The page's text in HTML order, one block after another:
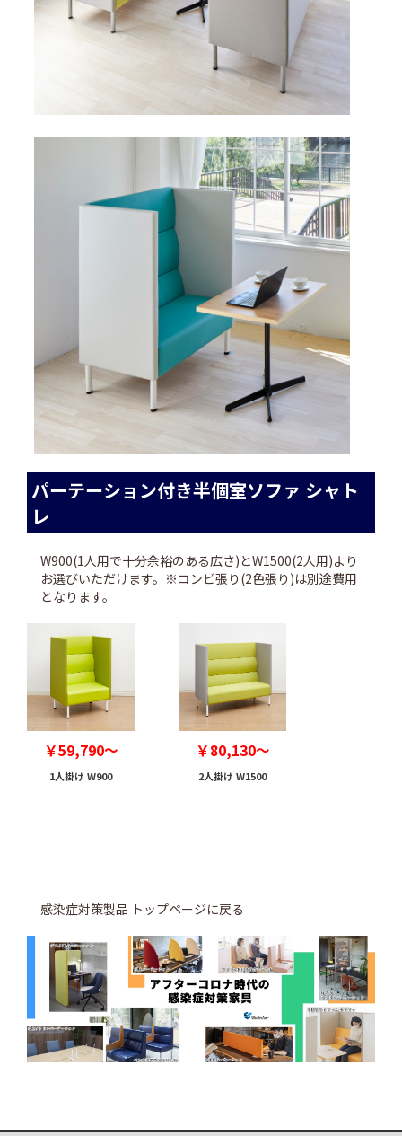
パーテーション付き半個室ソファ シャト
レ
W900(1人用で十分余裕のある広さ)とW1500(2人用)より
お選びいただけます。※コンビ張り(2色張り)は別途費用
となります。
￥59,790～
1人掛け W900
￥80,130～
2人掛け W1500
感染症対策製品 トップページに戻る